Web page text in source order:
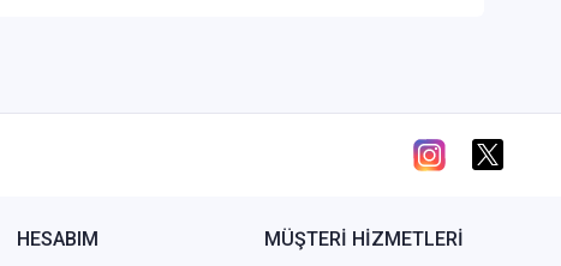
HESABIM MÜŞTERİ HİZMETLERİ